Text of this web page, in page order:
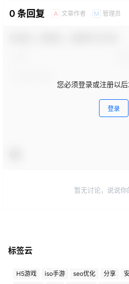
0 条回复 A 文章作者 M 管理员
您必须登录或注册以
登录
暂无讨论，说说你
标签云
H5游戏 iso手游 seo优化 分享